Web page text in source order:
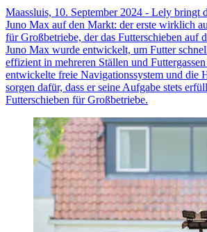
Maassluis, 10. September 2024 - Lely bringt
Juno Max auf den Markt: der erste wirklich
für Großbetriebe, der das Futterschieben auf
Juno Max wurde entwickelt, um Futter
effizient in mehreren Ställen und
entwickelte freie Navigationssystem und die
sorgen dafür, dass er seine Aufgabe stets
Futterschieben für Großbetriebe.